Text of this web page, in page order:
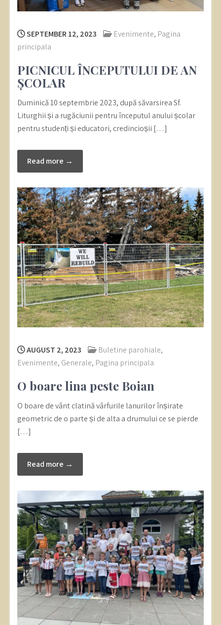
SEPTEMBER 12, 2023 Evenimente, Pagina
principala
PICNICUL ÎNCEPUTULUI DE AN
ȘCOLAR
Duminică 10 septembrie 2023, după săvarsirea Sf.
Liturghii și a rugăciunii pentru începutul anului școlar
pentru studenți și educatori, credincioșii […]
Read more →
AUGUST 2, 2023 Buletine parohiale,
Evenimente, Generale, Pagina principala
O boare lina peste Boian
O boare de vânt clatină vârfurile lanurilor înșirate
geometric de o parte și de alta a drumului ce se pierde
[…]
Read more →